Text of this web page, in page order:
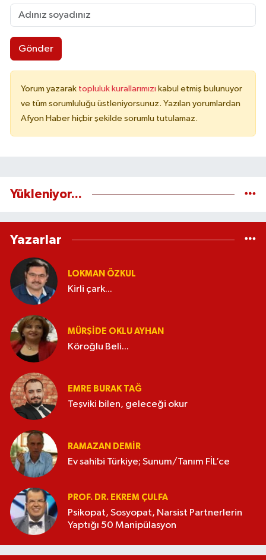
Gönder
Yorum yazarak topluluk kurallarımızı kabul etmiş bulunuyor
ve tüm sorumluluğu üstleniyorsunuz. Yazılan yorumlardan
Afyon Haber hiçbir şekilde sorumlu tutulamaz.
Yükleniyor...
Yazarlar
LOKMAN ÖZKUL
Kirli çark...
MÜRŞIDE OKLU AYHAN
Köroğlu Beli...
EMRE BURAK TAĞ
Teşviki bilen, geleceği okur
RAMAZAN DEMİR
Ev sahibi Türkiye; Sunum/Tanım FİL’ce
PROF. DR. EKREM ÇULFA
Psikopat, Sosyopat, Narsist Partnerlerin
Yaptığı 50 Manipülasyon